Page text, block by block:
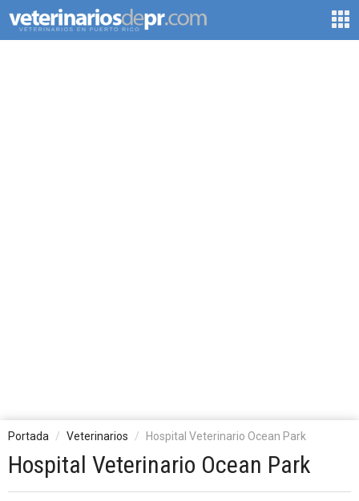
Portada Veterinarios Hospital Veterinario Ocean Park
Hospital Veterinario Ocean Park